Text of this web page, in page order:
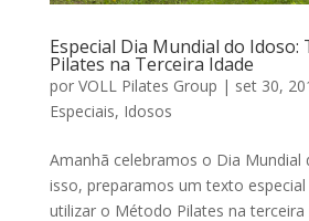
Especial Dia Mundial do Idoso:
Pilates na Terceira Idade
por VOLL Pilates Group | set 30,
Especiais, Idosos
Amanhã celebramos o Dia Mundial
isso, preparamos um texto
utilizar o Método Pilates na terceira